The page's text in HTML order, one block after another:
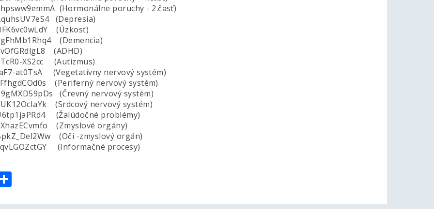
(Hormonálne poruchy - 2.časť)
(Depresia)
(Úzkosť)
(Demencia)
(ADHD)
XS2cc (Autizmus)
at0TsA (Vegetatívny nervový systém)
(Periferný nervový systém)
(Črevný nervový systém)
(Srdcový nervový systém)
(Žalúdočné problémy)
(Zmyslové orgány)
(Oči -zmyslový orgán)
(Informačné procesy)